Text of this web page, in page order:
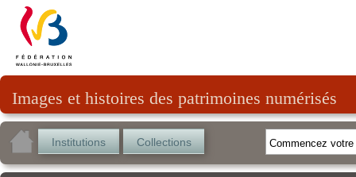
Images et histoires des patrimoines numérisés
Institutions Collections